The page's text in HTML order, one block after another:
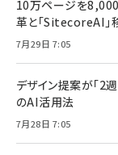
10万ページを
革と「SitecoreAI」
7月29日 7:05
デザイン提案が「2
のAI活用法
7月28日 7:05